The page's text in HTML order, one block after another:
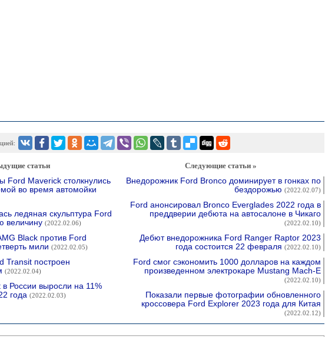
статьи
Ford Maverick столкнулись
во время автомойки
ледяная скульптура Ford
величину (2022.02.06)
Black против Ford
мили (2022.02.05)
Transit построен
(2022.02.04)
России выросли на 11%
года (2022.02.03)
Следующие статьи »
Внедорожник Ford Bronco доминирует в гонках по
бездорожью (2022.02.07)
Ford анонсировал Bronco Everglades 2022 года в
преддверии дебюта на автосалоне в Чикаго
(2022.02.10)
Дебют внедорожника Ford Ranger Raptor 2023
года состоится 22 февраля (2022.02.10)
Ford смог сэкономить 1000 долларов на каждом
произведенном электрокаре Mustang Mach-E
(2022.02.10)
Показали первые фотографии обновленного
кроссовера Ford Explorer 2023 года для Китая
(2022.02.12)